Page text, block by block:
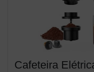
Cafeteira